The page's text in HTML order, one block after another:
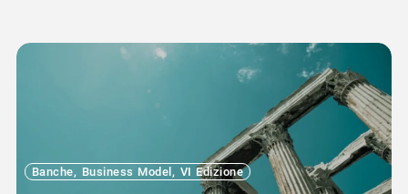
Banche, Business Model , VI Edizione